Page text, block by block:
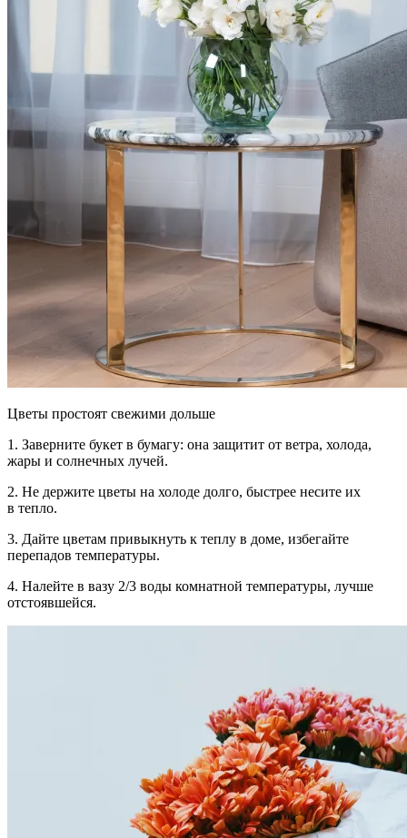
Цветы простоят свежими дольше
1. Заверните букет в бумагу: она защитит от ветра, холода,
жары и солнечных лучей.
2. Не держите цветы на холоде долго, быстрее несите их
в тепло.
3. Дайте цветам привыкнуть к теплу в доме, избегайте
перепадов температуры.
4. Налейте в вазу 2/3 воды комнатной температуры, лучше
отстоявшейся.